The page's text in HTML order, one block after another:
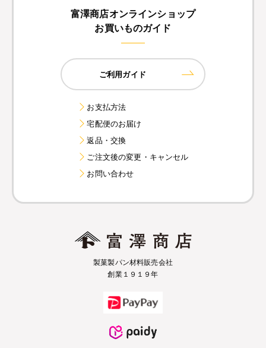
富澤商店オンラインショップ
お買いものガイド
ご利用ガイド
お支払方法
宅配便のお届け
返品・交換
ご注文後の変更・キャンセル
お問い合わせ
製菓製パン材料販売会社
創業１９１９年